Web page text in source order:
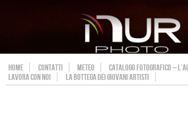
HOME CONTATTI METEO
CATALOGO FOTOGRAFICO –
LAVORA CON NOI
LA BOTTEGA DEI GIOVANI ARTISTI